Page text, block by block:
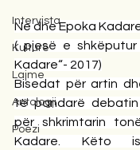
Intervista
Kulturë
Lajme
Antologji
Poezi
Ne dhe Epoka
( pjesë e shkëputur
Kadare“- 2017)
Bisedat për artin
të pandarë debatin
për shkrimtarin
Kadare. Këto